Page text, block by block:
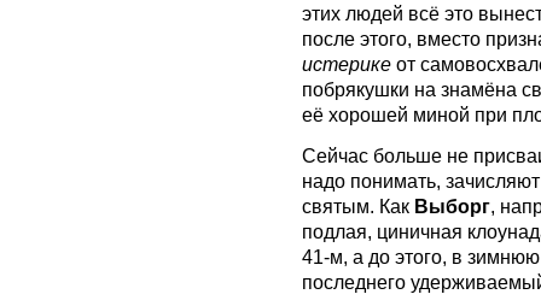
этих людей всё это
после этого, вместо
истерике от
побрякушки на знамёна
её хорошей миной при
Сейчас больше не
надо понимать,
святым. Как Выборг,
подлая, циничная
41-м, а до этого, в
последнего